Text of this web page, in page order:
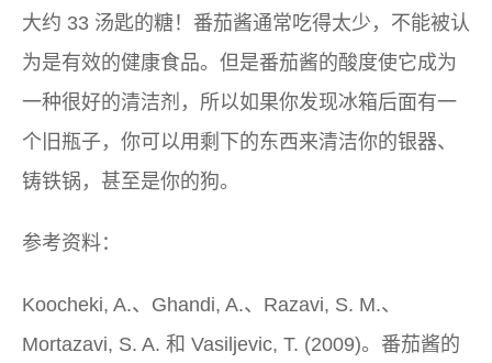
大约 33 汤匙的糖！番茄酱通常吃得太少，不能被认
为是有效的健康食品。但是番茄酱的酸度使它成为
一种很好的清洁剂，所以如果你发现冰箱后面有一
个旧瓶子，你可以用剩下的东西来清洁你的银器、
铸铁锅，甚至是你的狗。
参考资料：
Koocheki, A.、Ghandi, A.、Razavi, S. M.、
Mortazavi, S. A. 和 Vasiljevic, T. (2009)。番茄酱的